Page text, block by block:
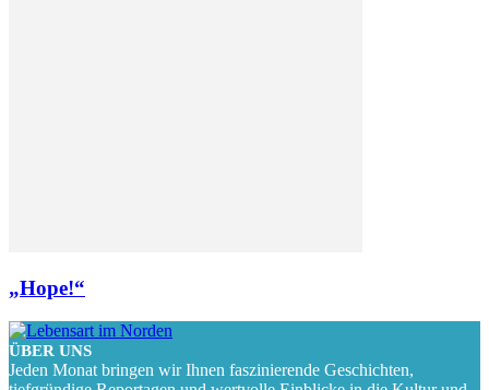
„Hope!“
ÜBER UNS
Jeden Monat bringen wir Ihnen faszinierende Geschichten,